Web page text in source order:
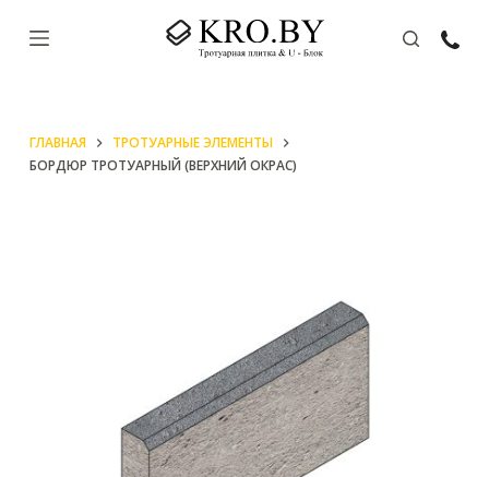
П
й
т
ГЛАВНАЯ
ТРОТУАРНЫЕ ЭЛЕМЕНТЫ
БОРДЮР ТРОТУАРНЫЙ (ВЕРХНИЙ ОКРАС)